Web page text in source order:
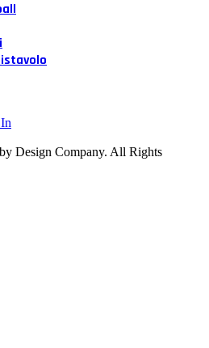
Design Company. All Rights